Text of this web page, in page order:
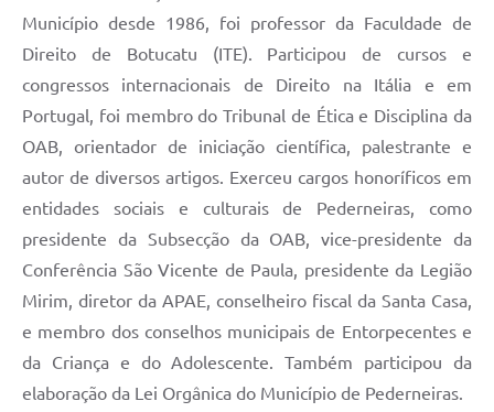
Município desde 1986, foi professor da Faculdade de
Direito de Botucatu (ITE). Participou de cursos e
congressos internacionais de Direito na Itália e em
Portugal, foi membro do Tribunal de Ética e Disciplina da
OAB, orientador de iniciação científica, palestrante e
autor de diversos artigos. Exerceu cargos honoríficos em
entidades sociais e culturais de Pederneiras, como
presidente da Subsecção da OAB, vice-presidente da
Conferência São Vicente de Paula, presidente da Legião
Mirim, diretor da APAE, conselheiro fiscal da Santa Casa,
e membro dos conselhos municipais de Entorpecentes e
da Criança e do Adolescente. Também participou da
elaboração da Lei Orgânica do Município de Pederneiras.